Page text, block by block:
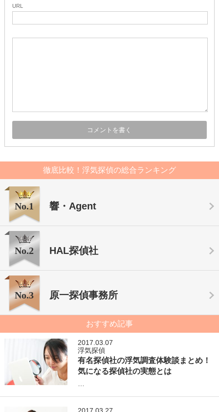
URL
徹底比較！浮気探偵の総合ランキング
No.1 響・Agent
No.2 HAL探偵社
No.3 原一探偵事務所
おすすめ記事
2017.03.07
浮気探偵
有名探偵社の浮気調査体験談まとめ！
気になる探偵社の実態とは